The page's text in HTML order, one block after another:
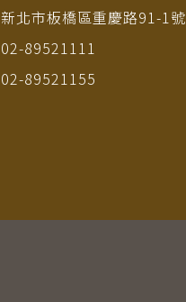
新北市板橋區重慶路91-1號
02-89521111
02-89521155